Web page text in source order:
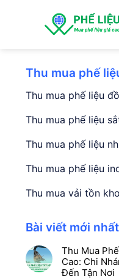
Thu mua phế
Thu mua phế liệu
Thu mua phế liệu
Thu mua phế liệu
Thu mua phế liệu
Thu mua vải tồn kho
Bài viết mới nhất
Thu Mua
Cao: Chi
Đến Tận Nơi